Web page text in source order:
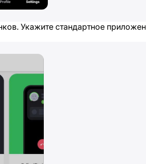
Укажите стандартное